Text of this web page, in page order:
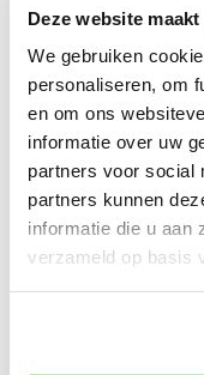
Deze website
We gebruiken
personaliseren, om
en om ons
informatie over uw
partners voor social
partners kunnen
informatie die u aan
verzameld op basis
verwijzen we je
aanmelden om
We hopen dat je
je veel succes!
Meld je